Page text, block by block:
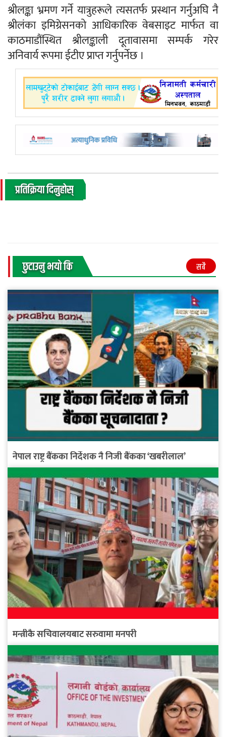
श्रीलङ्का भ्रमण गर्ने यात्रुहरूले त्यसतर्फ प्रस्थान गर्नुअघि नै
श्रीलंका इमिग्रेसनको आधिकारिक वेबसाइट मार्फत वा
काठमाडौंस्थित श्रीलङ्काली दूतावासमा सम्पर्क गरेर
अनिवार्य रूपमा ईटीए प्राप्त गर्नुपर्नेछ ।
प्रतिक्रिया दिनुहोस्
छुटाउनु भयाे कि सबै
नेपाल राष्ट्र बैंकका निर्देशक नै निजी बैंकका ‘खबरीलाल’
मन्त्रीकै सचिवालयबाट सरुवामा मनपरी